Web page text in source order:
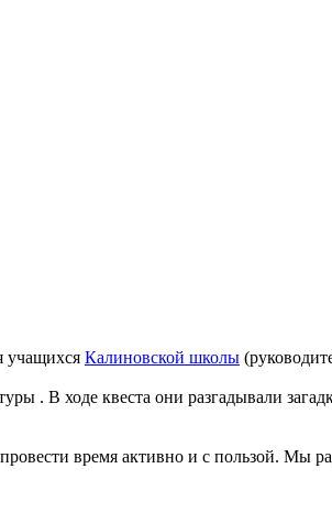
учащихся Калиновской школы
. В ходе квеста они разгадывали
время активно и с пользой. Мы